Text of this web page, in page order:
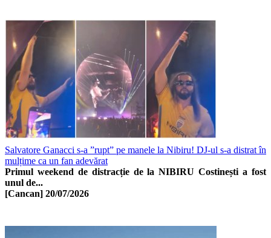
Salvatore Ganacci s-a ”rupt” pe manele la Nibiru! DJ-ul s-a distrat în
mulțime ca un fan adevărat
Primul weekend de distracție de la NIBIRU Costinești a fost
unul de...
[Cancan] 20/07/2026